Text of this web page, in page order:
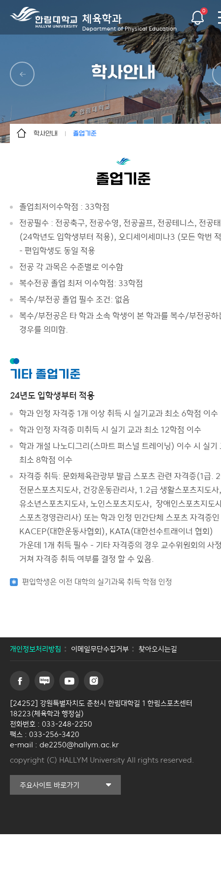
0
학사안내
학사안내
관련부서
이용안내
졸업기준
졸업 후 진로
졸업기준
졸업최저이수학점 : 33학점
전공필수 : 전공축구, 전공수영, 전공골프, 전공테니스, 전공
(24학년도 입학생부터 적용), 오디세이세미나3 (모든 학번
- 편입학생도 동일 적용
전공 각 과목은 수준별로 이수함
복수전공 졸업 최저 이수학점: 33학점
복수/부전공 졸업 필수 조건: 없음
복수/부전공은 타 학과 소속 학생이 본 학과를 복수/부전공하
경우를 의미함.
기타 졸업기준
24년도 입학생부터 적용
학과 인정 자격증 1개 이상 취득 시 실기교과 최소 6학점 이수
학과 인정 자격증 미취득 시 실기 교과 최소 12학점 이수
학과 개설 나노디그리(스마트 퍼스널 트레이닝) 이수 시 실기
최소 8학점 이수
자격증 취득: 문화체육관광부 발급 스포츠 관련 자격증(1급.
전문스포츠지도사, 건강운동관리사, 1.2급 생활스포츠지도사,
유소년스포츠지도사, 노인스포츠지도사, 장애인스포츠지도
스포츠경영관리사) 또는 학과 인정 민간단체 스포츠 자격증인
KACEP(대한운동사협회), KATA(대한선수트래이너 협회)
가운데 1개 취득 필수 - 기타 자격증의 경우 교수위원회의 사
거쳐 자격증 취득 여부를 결정 할 수 있음.
편입학생은 이전 대학의 실기과목 취득 학점 인정
개인정보처리방침 이메일무단수집거부 찾아오시는길
[24252] 강원특별자치도 춘천시 한림대학길 1 한림스포츠센터
18223(체육학과 행정실)
전화번호 : 033-248-2250
팩스 : 033-256-3420
e-mail : de2250@hallym.ac.kr
copyright (C) HALLYM University All rights reserved.
주요사이트 바로가기
커뮤니티교육원
국제학생증신청